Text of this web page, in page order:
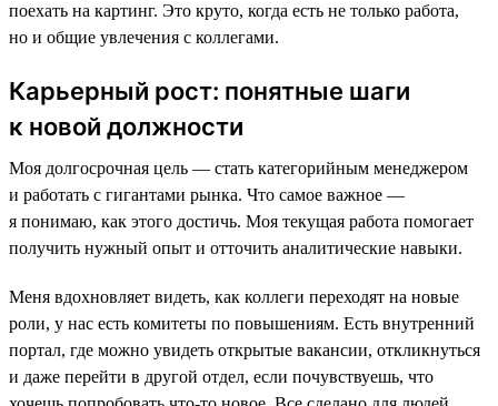
поехать на картинг. Это круто, когда есть не только работа,
но и общие увлечения с коллегами.
Карьерный рост: понятные шаги
к новой должности
Моя долгосрочная цель — стать категорийным менеджером
и работать с гигантами рынка. Что самое важное —
я понимаю, как этого достичь. Моя текущая работа помогает
получить нужный опыт и отточить аналитические навыки.
Меня вдохновляет видеть, как коллеги переходят на новые
роли, у нас есть комитеты по повышениям. Есть внутренний
портал, где можно увидеть открытые вакансии, откликнуться
и даже перейти в другой отдел, если почувствуешь, что